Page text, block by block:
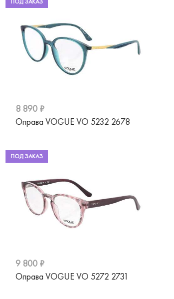
8 890 ₽
Оправа VOGUE VO 5232 2678
ПОД ЗАКАЗ
9 800 ₽
Оправа VOGUE VO 5272 2731